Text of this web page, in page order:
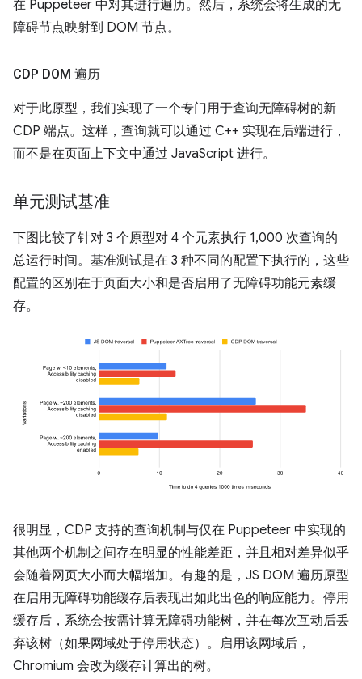
在 Puppeteer 中对其进行遍历。然后，系统会将生成的无
障碍节点映射到 DOM 节点。
CDP DOM 遍历
对于此原型，我们实现了一个专门用于查询无障碍树的新
CDP 端点。这样，查询就可以通过 C++ 实现在后端进行，
而不是在页面上下文中通过 JavaScript 进行。
单元测试基准
下图比较了针对 3 个原型对 4 个元素执行 1,000 次查询的
总运行时间。基准测试是在 3 种不同的配置下执行的，这些
配置的区别在于页面大小和是否启用了无障碍功能元素缓
存。
很明显，CDP 支持的查询机制与仅在 Puppeteer 中实现的
其他两个机制之间存在明显的性能差距，并且相对差异似乎
会随着网页大小而大幅增加。有趣的是，JS DOM 遍历原型
在启用无障碍功能缓存后表现出如此出色的响应能力。停用
缓存后，系统会按需计算无障碍功能树，并在每次互动后丢
弃该树（如果网域处于停用状态）。启用该网域后，
Chromium 会改为缓存计算出的树。